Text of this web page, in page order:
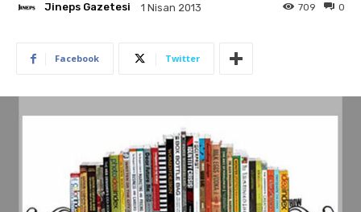
Jineps Gazetesi 1 Nisan 2013 0
709
Facebook Twitter